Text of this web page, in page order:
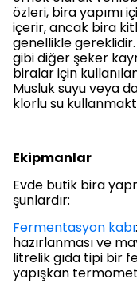
özleri, bira yapımı
içerir, ancak bira
genellikle
gibi diğer şeker
biralar için
Musluk suyu veya
klorlu su
Ekipmanlar
Evde butik bira
şunlardır:
Fermentasyon kabı
hazırlanması ve
litrelik gıda tipi bir
yapışkan